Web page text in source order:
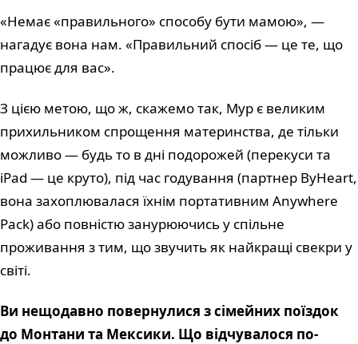
«Немає «правильного» способу бути мамою», —
нагадує вона нам. «Правильний спосіб — це те, що
працює для вас».
З цією метою, що ж, скажемо так, Мур є великим
прихильником спрощення материнства, де тільки
можливо — будь то в дні подорожей (перекуси та
iPad — це круто), під час годування (партнер ByHeart,
вона захоплювалася їхнім портативним Anywhere
Pack) або повністю занурюючись у спільне
проживання з тим, що звучить як найкращі свекри у
світі.
Ви нещодавно повернулися з сімейних поїздок
до Монтани та Мексики. Що відчувалося по-